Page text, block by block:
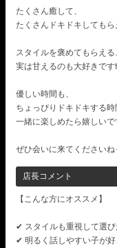
たくさん癒して、
たくさんドキドキしても
スタイルを褒めてもらえる
実は甘えるのも大好きです
優しい時間も、
ちょっぴりドキドキする時
一緒に楽しめたら嬉しいで
ぜひ会いに来てくださいね
店長コメント
【こんな方にオススメ】
✔ スタイルも重視して選
✔ 明るく話しやすい子が